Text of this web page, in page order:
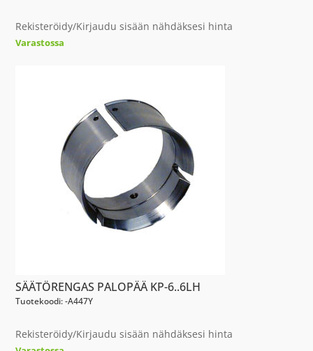
Rekisteröidy/Kirjaudu sisään nähdäksesi hinta
Varastossa
SÄÄTÖRENGAS PALOPÄÄ KP-6..6LH
Tuotekoodi: -A447Y
Rekisteröidy/Kirjaudu sisään nähdäksesi hinta